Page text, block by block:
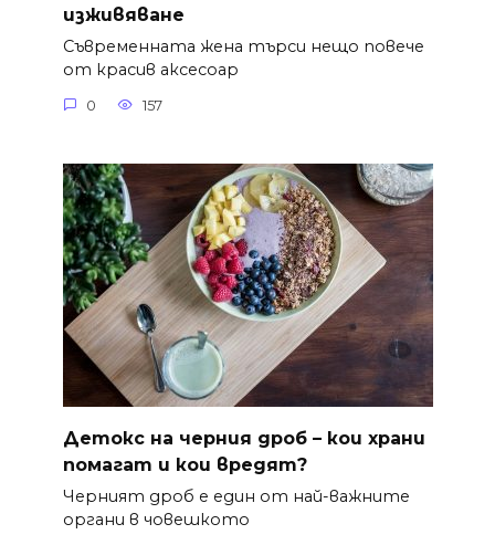
изживяване
Съвременната жена търси нещо повече
от красив аксесоар
0 157
Детокс на черния дроб – кои храни
помагат и кои вредят?
Черният дроб е един от най-важните
органи в човешкото